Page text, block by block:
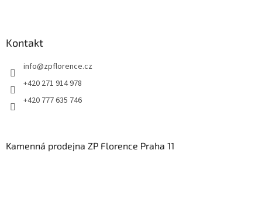
Kontakt
info@zpflorence.cz
+420 271 914 978
+420 777 635 746
Kamenná prodejna ZP Florence Praha 11